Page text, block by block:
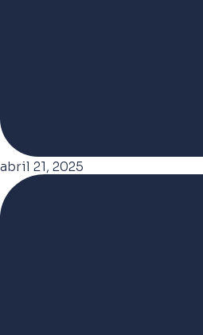
abril 21, 2025